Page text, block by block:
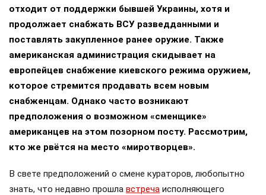
отходит от поддержки бывшей Украины, хотя и
продолжает снабжать ВСУ разведданными и
поставлять закупленное ранее оружие. Также
американская администрация скидывает на
европейцев снабжение киевского режима оружием,
которое стремится продавать всем новым
снабженцам. Однако часто возникают
предположения о возможном «сменщике»
американцев на этом позорном посту. Рассмотрим,
кто же рвётся на место «миротворцев».
В свете предположений о смене кураторов, любопытно
знать, что недавно прошла встреча исполняющего